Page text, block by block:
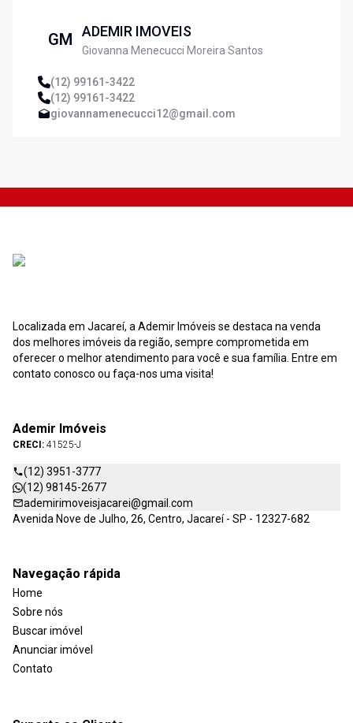
GM ADEMIR IMOVEIS
Giovanna Menecucci Moreira Santos
(12) 99161-3422
(12) 99161-3422
giovannamenecucci12@gmail.com
Localizada em Jacareí, a Ademir Imóveis se destaca na venda
dos melhores imóveis da região, sempre comprometida em
oferecer o melhor atendimento para você e sua família. Entre em
contato conosco ou faça-nos uma visita!
Ademir Imóveis
CRECI: 41525-J
(12) 3951-3777
(12) 98145-2677
ademirimoveisjacarei@gmail.com
Avenida Nove de Julho, 26, Centro, Jacareí - SP - 12327-682
Navegação rápida
Home
Sobre nós
Buscar imóvel
Anunciar imóvel
Contato